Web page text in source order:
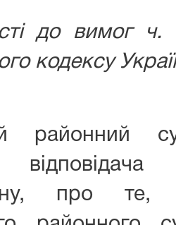
до вимог
кодексу
районний
про